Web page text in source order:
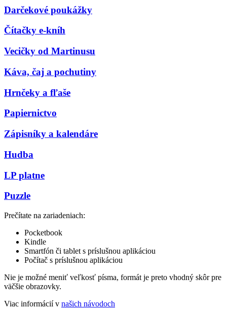
Darčekové poukážky
Čítačky e-kníh
Vecičky od Martinusu
Káva, čaj a pochutiny
Hrnčeky a fľaše
Papiernictvo
Zápisníky a kalendáre
Hudba
LP platne
Puzzle
Prečítate na zariadeniach:
Pocketbook
Kindle
Smartfón či tablet s príslušnou aplikáciou
Počítač s príslušnou aplikáciou
Nie je možné meniť veľkosť písma, formát je preto vhodný skôr pre
väčšie obrazovky.
Viac informácií v našich návodoch